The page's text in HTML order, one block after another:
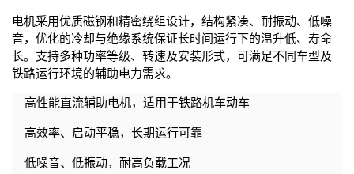
电机采用优质磁钢和精密绕组设计，结构紧凑、耐振动、低噪
音，优化的冷却与绝缘系统保证长时间运行下的温升低、寿命
长。支持多种功率等级、转速及安装形式，可满足不同车型及
铁路运行环境的辅助电力需求。
高性能直流辅助电机，适用于铁路机车动车
高效率、启动平稳，长期运行可靠
低噪音、低振动，耐高负载工况